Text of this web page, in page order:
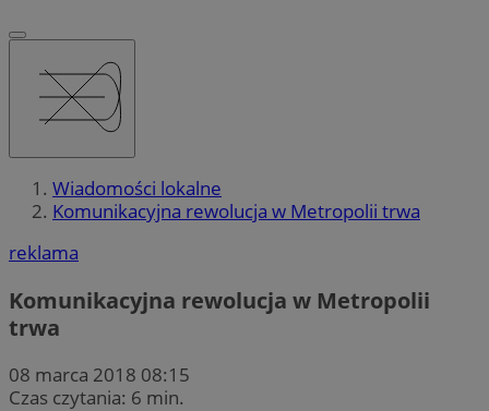
Wiadomości lokalne
Komunikacyjna rewolucja w Metropolii trwa
reklama
Komunikacyjna rewolucja w Metropolii
trwa
08 marca 2018 08:15
Czas czytania: 6 min.